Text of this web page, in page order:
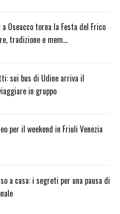
a Oseacco torna la Festa del Frico
tradizione e mem…
sui bus di Udine arriva il
in gruppo
per il weekend in Friuli Venezia
a casa: i segreti per una pausa di